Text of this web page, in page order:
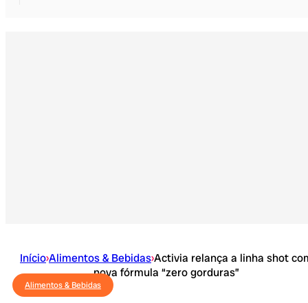
Início›Alimentos & Bebidas›Activia relança a linha shot
nova fórmula “zero gorduras”
Alimentos & Bebidas